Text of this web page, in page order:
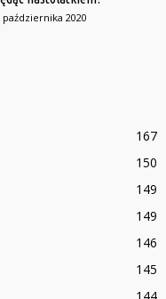
października 2020
167
150
149
149
146
145